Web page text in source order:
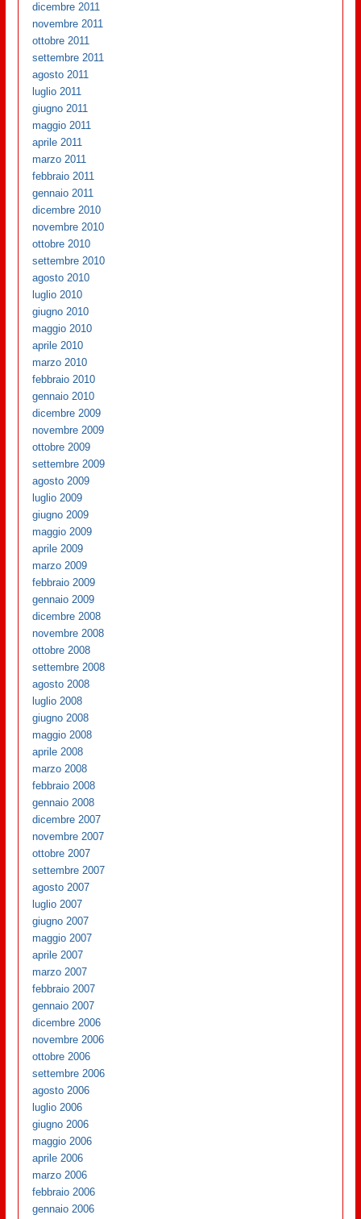
dicembre 2011
novembre 2011
ottobre 2011
settembre 2011
agosto 2011
luglio 2011
giugno 2011
maggio 2011
aprile 2011
marzo 2011
febbraio 2011
gennaio 2011
dicembre 2010
novembre 2010
ottobre 2010
settembre 2010
agosto 2010
luglio 2010
giugno 2010
maggio 2010
aprile 2010
marzo 2010
febbraio 2010
gennaio 2010
dicembre 2009
novembre 2009
ottobre 2009
settembre 2009
agosto 2009
luglio 2009
giugno 2009
maggio 2009
aprile 2009
marzo 2009
febbraio 2009
gennaio 2009
dicembre 2008
novembre 2008
ottobre 2008
settembre 2008
agosto 2008
luglio 2008
giugno 2008
maggio 2008
aprile 2008
marzo 2008
febbraio 2008
gennaio 2008
dicembre 2007
novembre 2007
ottobre 2007
settembre 2007
agosto 2007
luglio 2007
giugno 2007
maggio 2007
aprile 2007
marzo 2007
febbraio 2007
gennaio 2007
dicembre 2006
novembre 2006
ottobre 2006
settembre 2006
agosto 2006
luglio 2006
giugno 2006
maggio 2006
aprile 2006
marzo 2006
febbraio 2006
gennaio 2006